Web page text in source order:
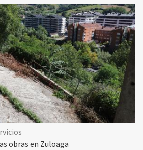
obras en Zuloaga